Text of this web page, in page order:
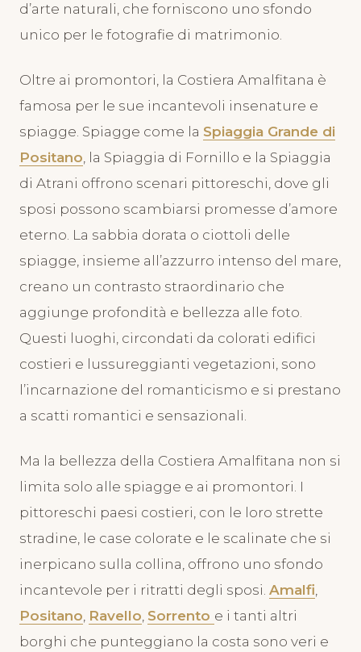
d’arte naturali, che forniscono uno sfondo
unico per le fotografie di matrimonio.
Oltre ai promontori, la Costiera Amalfitana è
famosa per le sue incantevoli insenature e
spiagge. Spiagge come la Spiaggia Grande di
Positano, la Spiaggia di Fornillo e la Spiaggia
di Atrani offrono scenari pittoreschi, dove gli
sposi possono scambiarsi promesse d’amore
eterno. La sabbia dorata o ciottoli delle
spiagge, insieme all’azzurro intenso del mare,
creano un contrasto straordinario che
aggiunge profondità e bellezza alle foto.
Questi luoghi, circondati da colorati edifici
costieri e lussureggianti vegetazioni, sono
l’incarnazione del romanticismo e si prestano
a scatti romantici e sensazionali.
Ma la bellezza della Costiera Amalfitana non si
limita solo alle spiagge e ai promontori. I
pittoreschi paesi costieri, con le loro strette
stradine, le case colorate e le scalinate che si
inerpicano sulla collina, offrono uno sfondo
incantevole per i ritratti degli sposi. Amalfi,
Positano, Ravello, Sorrento e i tanti altri
borghi che punteggiano la costa sono veri e